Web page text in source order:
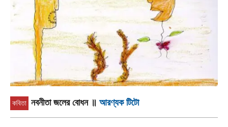
কবিতা নবনীতা জলের বোধন ॥ আরণ্যক টিটো